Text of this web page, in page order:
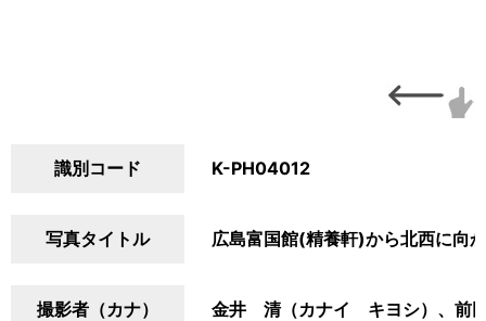
識別コード K-PH04012
写真タイトル 広島富国館(精養軒)から北西に向
撮影者（カナ） 金井 清（カナイ キヨシ）、前